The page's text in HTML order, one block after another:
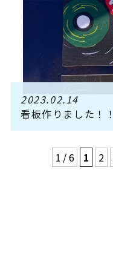
2023.02.14
看板作りました！！
1 / 6 1 2